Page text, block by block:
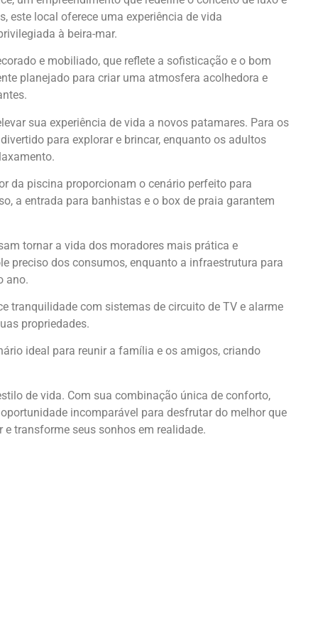
este local oferece uma experiência de vida
à beira-mar.
e mobiliado, que reflete a sofisticação e o bom
planejado para criar uma atmosfera acolhedora e
sua experiência de vida a novos patamares. Para os
para explorar e brincar, enquanto os adultos
da piscina proporcionam o cenário perfeito para
a entrada para banhistas e o box de praia garantem
tornar a vida dos moradores mais prática e
preciso dos consumos, enquanto a infraestrutura para
ano.
tranquilidade com sistemas de circuito de TV e alarme
propriedades.
ideal para reunir a família e os amigos, criando
de vida. Com sua combinação única de conforto,
incomparável para desfrutar do melhor que
transforme seus sonhos em realidade.